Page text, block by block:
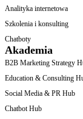
Analityka internetowa
Szkolenia i konsulting
Chatboty
Akademia
B2B Marketing Strategy
Education & Consulting
Social Media & PR Hub
Chatbot Hub